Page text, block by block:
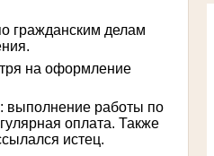
гражданским делам
на оформление
выполнение работы по
оплата. Также
истец.